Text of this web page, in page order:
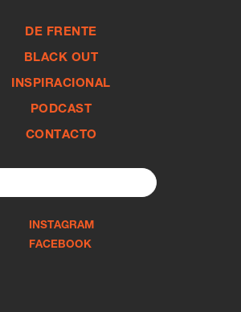
DE FRENTE
BLACK OUT
INSPIRACIONAL
PODCAST
CONTACTO
INSTAGRAM
FACEBOOK